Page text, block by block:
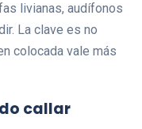
livianas, audífonos
La clave es no
colocada vale más
callar